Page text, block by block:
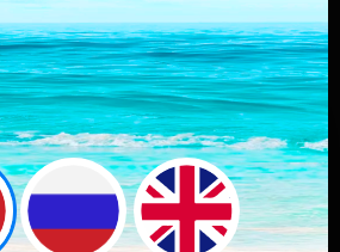
şehrin
indir